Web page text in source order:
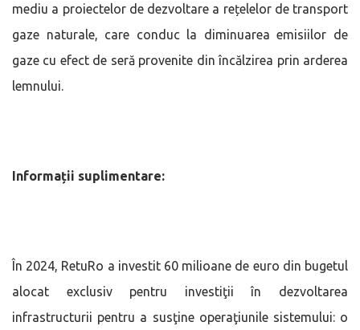
mediu a proiectelor de dezvoltare a rețelelor de transport
gaze naturale, care conduc la diminuarea emisiilor de
gaze cu efect de seră provenite din încălzirea prin arderea
lemnului.
Informații suplimentare:
În 2024, RetuRo a investit 60 milioane de euro din bugetul
alocat exclusiv pentru investiţii în dezvoltarea
infrastructurii pentru a susţine operaţiunile sistemului: o